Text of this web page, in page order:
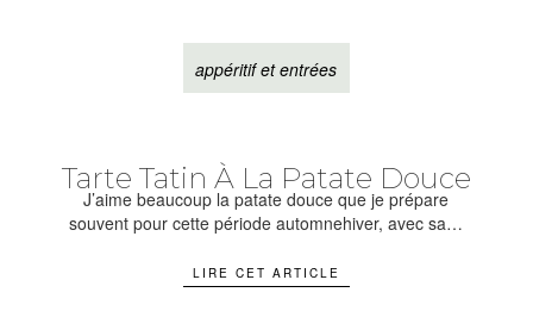
appéritif et entrées
Tarte Tatin À La Patate Douce
J’aime beaucoup la patate douce que je prépare
souvent pour cette période automnehiver, avec sa…
LIRE CET ARTICLE